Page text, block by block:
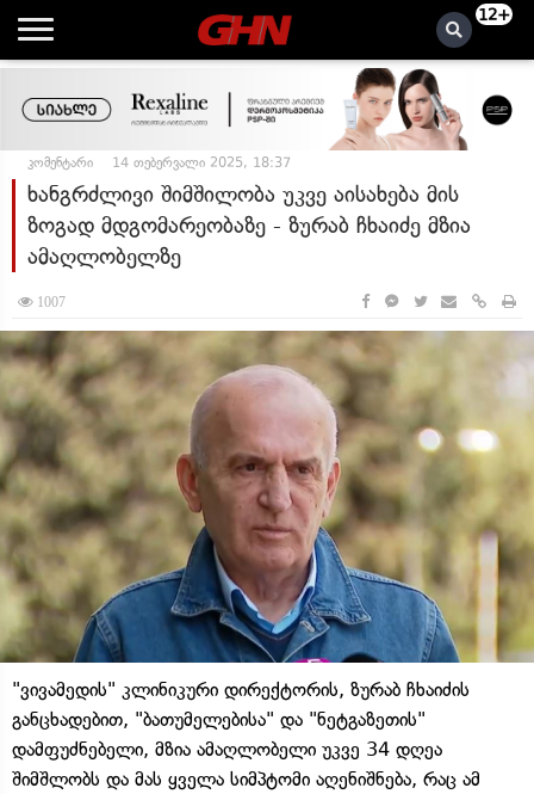
12+
კომენტარი 14 თებერვალი 2025, 18:37
ხანგრძლივი შიმშილობა უკვე აისახება მის
ზოგად მდგომარეობაზე - ზურაბ ჩხაიძე მზია
ამაღლობელზე
1007
"ვივამედის" კლინიკური დირექტორის, ზურაბ ჩხაიძის
განცხადებით, "ბათუმელებისა" და "ნეტგაზეთის"
დამფუძნებელი, მზია ამაღლობელი უკვე 34 დღეა
შიმშლობს და მას ყველა სიმპტომი აღენიშნება, რაც ამ